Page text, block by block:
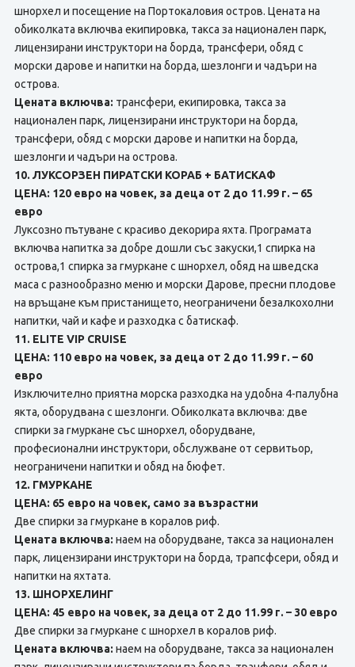
шнорхел и посещение на Портокаловия остров. Цената на
обиколката включва екипировка, такса за национален парк,
лицензирани инструктори на борда, трансфери, обяд с
морски дарове и напитки на борда, шезлонги и чадъри на
острова.
Цената включва: трансфери, екипировка, такса за
национален парк, лицензирани инструктори на борда,
трансфери, обяд с морски дарове и напитки на борда,
шезлонги и чадъри на острова.
10. ЛУКСОРЗЕН ПИРАТСКИ КОРАБ + БАТИСКАФ
ЦЕНА: 120 евро на човек, за деца от 2 до 11.99 г. – 65
евро
Луксозно пътуване с красиво декорира яхта. Програмата
включва напитка за добре дошли със закуски,1 спирка на
острова,1 спирка за гмуркане с шнорхел, обяд на шведска
маса с разнообразно меню и морски Дарове, пресни плодове
на връщане към пристанището, неограничени безалкохолни
напитки, чай и кафе и разходка с батискаф.
11. ELITE VIP CRUISE
ЦЕНА: 110 евро на човек, за деца от 2 до 11.99 г. – 60
евро
Изключително приятна морска разходка на удобна 4-палубна
якта, оборудвана с шезлонги. Обиколката включва: две
спирки за гмуркане със шнорхел, оборудване,
професионални инструктори, обслужване от сервитьор,
неограничени напитки и обяд на бюфет.
12. ГМУРКАНЕ
ЦЕНА: 65 евро на човек, само за възрастни
Две спирки за гмуркане в коралов риф.
Цената включва: наем на оборудване, такса за национален
парк, лицензирани инструктори на борда, трапсфсери, обяд и
напитки на яхтата.
13. ШНОРХЕЛИНГ
ЦЕНА: 45 евро на човек, за деца от 2 до 11.99 г. – 30 евро
Две спирки за гмуркане с шнорхел в коралов риф.
Цената включва: наем на оборудване, такса за национален